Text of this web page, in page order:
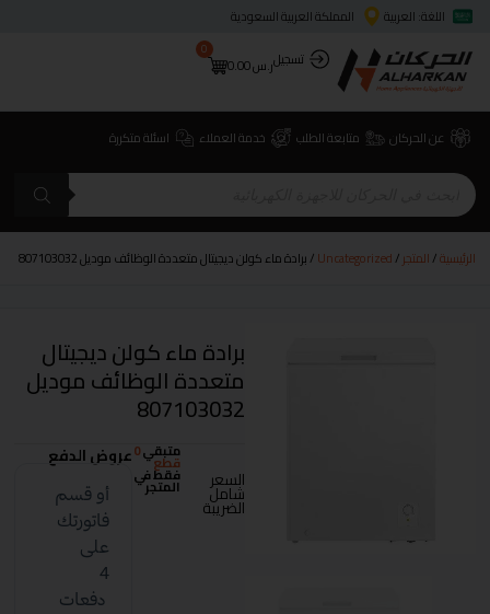
اللغة: العربية
المملكة العربية السعودية
تسجيلر.س0.00
0
عن الحركان متابعة الطلب خدمة العملاء اسئلة متكررة
الرئيسية/المتجر/
Uncategorized/ برادة ماء كولن ديجيتال متعددة الوظائف موديل 807103032
برادة ماء كولن ديجيتال
متعددة الوظائف موديل
807103032
السعر
شامل
الضريبة
متبقي0
قطع
فقط في
المتجر
عروض الدفع